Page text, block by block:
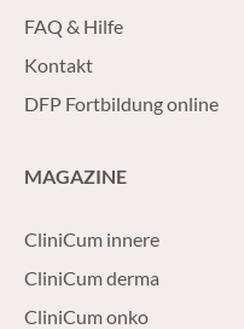
FAQ & Hilfe
Kontakt
DFP Fortbildung online
MAGAZINE
CliniCum innere
CliniCum derma
CliniCum onko